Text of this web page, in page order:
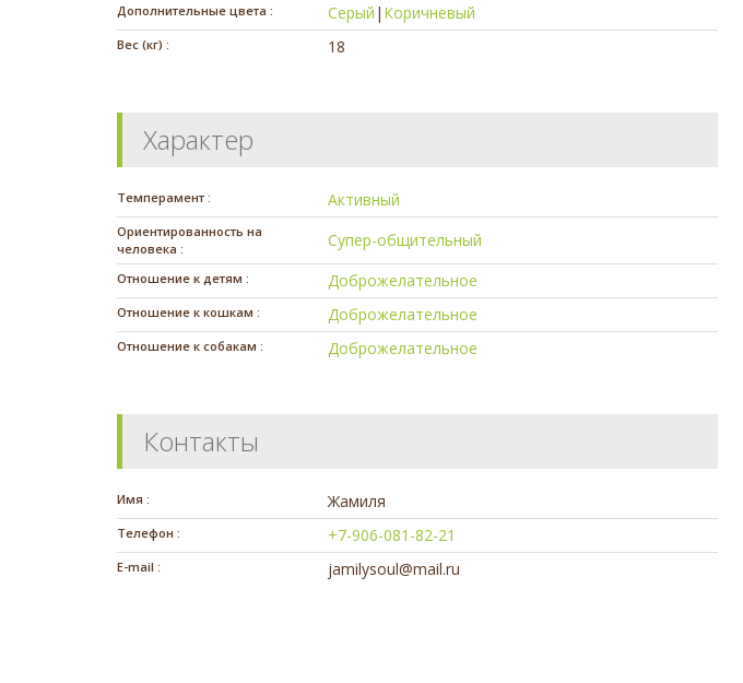
Дополнительные цвета : Серый | Коричневый
Вес (кг) : 18
Характер
Темперамент : Активный
Ориентированность на
человека :
Супер-общительный
Отношение к детям : Доброжелательное
Отношение к кошкам : Доброжелательное
Отношение к собакам : Доброжелательное
Контакты
Имя : Жамиля
Телефон : +7-906-081-82-21
E-mail : jamilysoul@mail.ru